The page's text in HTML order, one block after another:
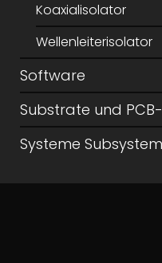
Koaxialisolator
Wellenleiterisolator
Software
Substrate und
Systeme